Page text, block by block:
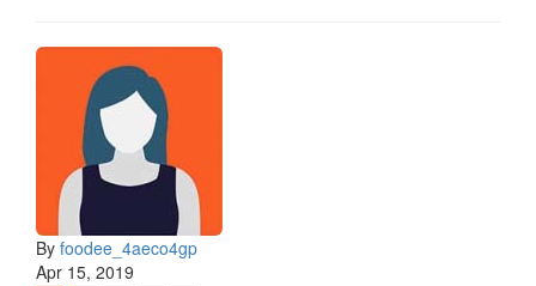
By foodee_4aeco4gp
Apr 15, 2019